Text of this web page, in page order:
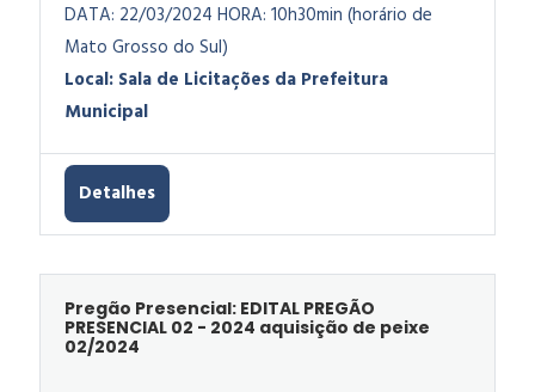
DATA: 22/03/2024 HORA: 10h30min (horário de
Mato Grosso do Sul)
Local: Sala de Licitações da Prefeitura
Municipal
Detalhes
Pregão Presencial: EDITAL PREGÃO
PRESENCIAL 02 - 2024 aquisição de peixe
02/2024